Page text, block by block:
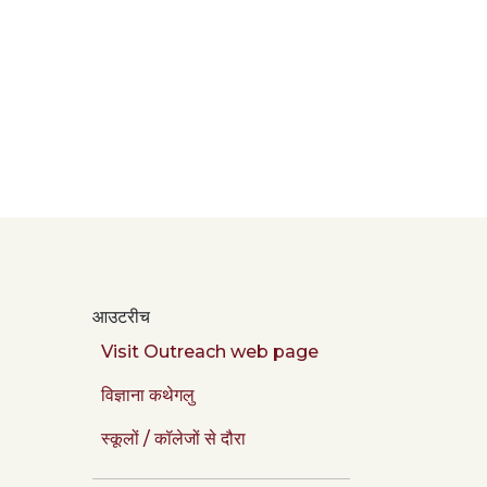
आउटरीच
Visit Outreach web page
विज्ञाना कथेगलु
स्कूलों / कॉलेजों से दौरा